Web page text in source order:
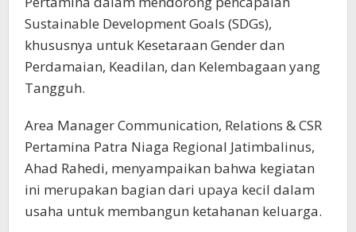
Sustainable Development Goals (SDGs),
khususnya untuk Kesetaraan Gender dan
Perdamaian, Keadilan, dan Kelembagaan yang
Tangguh.
Area Manager Communication, Relations & CSR
Pertamina Patra Niaga Regional Jatimbalinus,
Ahad Rahedi, menyampaikan bahwa kegiatan
ini merupakan bagian dari upaya kecil dalam
usaha untuk membangun ketahanan keluarga.